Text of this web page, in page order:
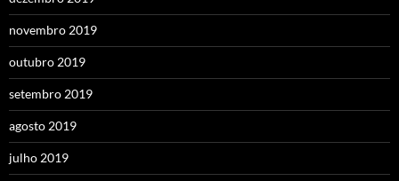
novembro 2019
outubro 2019
setembro 2019
agosto 2019
julho 2019